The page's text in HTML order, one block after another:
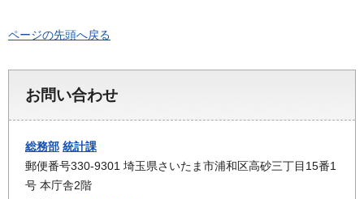
ページの先頭へ戻る
お問い合わせ
総務部 統計課
郵便番号330-9301 埼玉県さいたま市浦和区高砂三丁目15番1
号 本庁舎2階